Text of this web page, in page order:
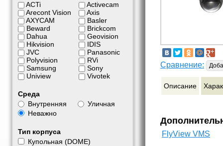
ACTi
Arecont Vision
AXYCAM
Beward
Dahua
Hikvision
JVC
Polyvision
Samsung
Uniview
Activecam
Axis
Basler
Brickcom
Geovision
IDIS
Panasonic
RVi
Sony
Vivotek
Среда
Внутренняя
Уличная
Неважно
Тип корпуса
Купольная (DOME)
Сравнение:
Описание
FlyView VMS